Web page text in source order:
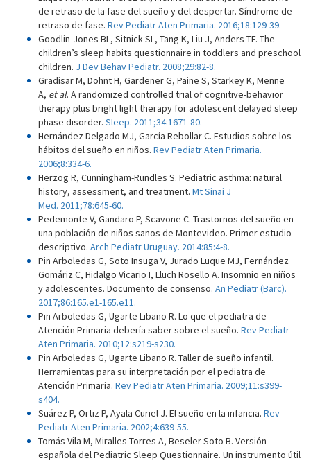
de retraso de la fase del sueño y del despertar. Síndrome de
retraso de fase. Rev Pediatr Aten Primaria. 2016;18:129-39.
Goodlin-Jones BL, Sitnick SL, Tang K, Liu J, Anders TF. The
children’s sleep habits questionnaire in toddlers and preschool
children. J Dev Behav Pediatr. 2008;29:82-8.
Gradisar M, Dohnt H, Gardener G, Paine S, Starkey K, Menne
A, et al. A randomized controlled trial of cognitive-behavior
therapy plus bright light therapy for adolescent delayed sleep
phase disorder. Sleep. 2011;34:1671-80.
Hernández Delgado MJ, García Rebollar C. Estudios sobre los
hábitos del sueño en niños. Rev Pediatr Aten Primaria.
2006;8:334-6.
Herzog R, Cunningham-Rundles S. Pediatric asthma: natural
history, assessment, and treatment. Mt Sinai J
Med. 2011;78:645-60.
Pedemonte V, Gandaro P, Scavone C. Trastornos del sueño en
una población de niños sanos de Montevideo. Primer estudio
descriptivo. Arch Pediatr Uruguay. 2014:85:4-8.
Pin Arboledas G, Soto Insuga V, Jurado Luque MJ, Fernández
Gomáriz C, Hidalgo Vicario I, Lluch Rosello A. Insomnio en niños
y adolescentes. Documento de consenso. An Pediatr (Barc).
2017;86:165.e1-165.e11.
Pin Arboledas G, Ugarte Libano R. Lo que el pediatra de
Atención Primaria debería saber sobre el sueño. Rev Pediatr
Aten Primaria. 2010;12:s219-s230.
Pin Arboledas G, Ugarte Libano R. Taller de sueño infantil.
Herramientas para su interpretación por el pediatra de
Atención Primaria. Rev Pediatr Aten Primaria. 2009;11:s399-
s404.
Suárez P, Ortiz P, Ayala Curiel J. El sueño en la infancia. Rev
Pediatr Aten Primaria. 2002;4:639-55.
Tomás Vila M, Miralles Torres A, Beseler Soto B. Versión
española del Pediatric Sleep Questionnaire. Un instrumento útil